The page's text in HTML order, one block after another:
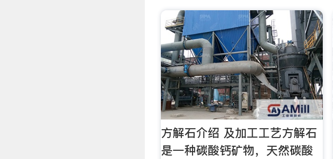
方解石介绍 及加工工艺方解石
是一种碳酸钙矿物，天然碳酸